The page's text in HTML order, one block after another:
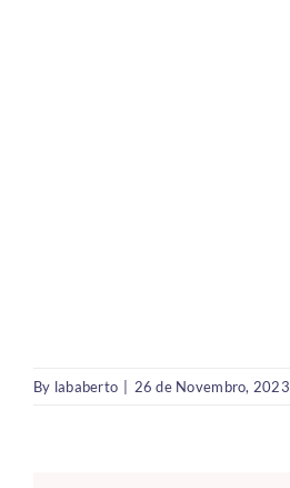
By lababerto 26 de Novembro, 2023